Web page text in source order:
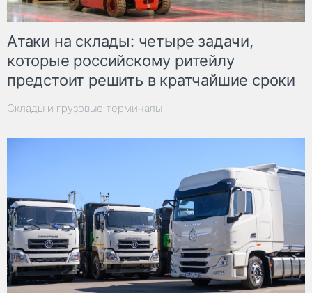
Атаки на склады: четыре задачи,
которые российскому ритейлу
предстоит решить в кратчайшие сроки
Склады и грузовые терминалы